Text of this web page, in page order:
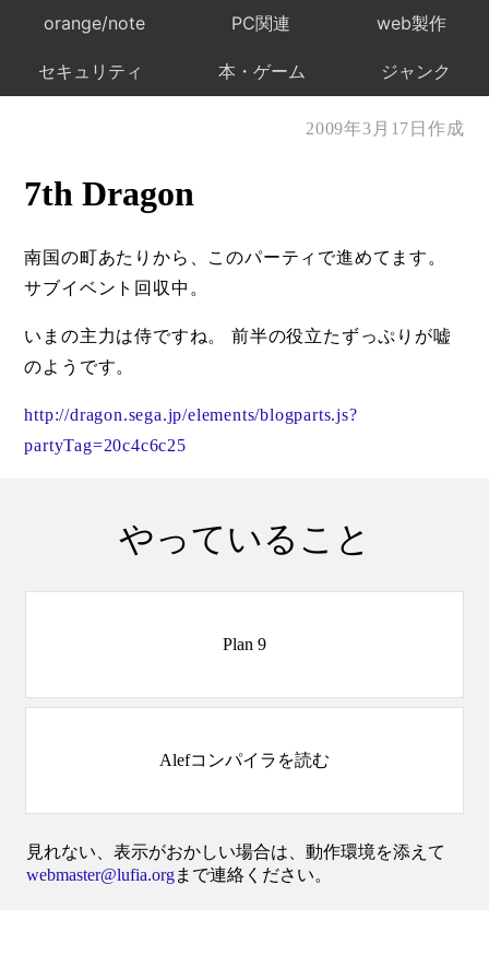
orange/note PC関連 web製作
セキュリティ 本・ゲーム ジャンク
2009年3月17日作成
7th Dragon
南国の町あたりから、このパーティで進めてます。
サブイベント回収中。
いまの主力は侍ですね。 前半の役立たずっぷりが嘘
のようです。
http://dragon.sega.jp/elements/blogparts.js?
partyTag=20c4c6c25
やっていること
Plan 9
Alefコンパイラを読む
見れない、表示がおかしい場合は、動作環境を添えて
webmaster@lufia.orgまで連絡ください。